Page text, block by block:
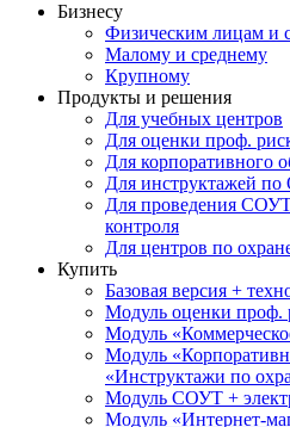
Бизнесу
Физическим лицам и
Малому и среднему
Крупному
Продукты и решения
Для учебных центров
Для оценки проф.
Для корпоративного
Для инструктажей
Для проведения
контроля
Для центров по
Купить
Базовая версия +
Модуль оценки проф.
Модуль
Модуль
«Инструктажи по
Модуль СОУТ +
Модуль «Интернет-